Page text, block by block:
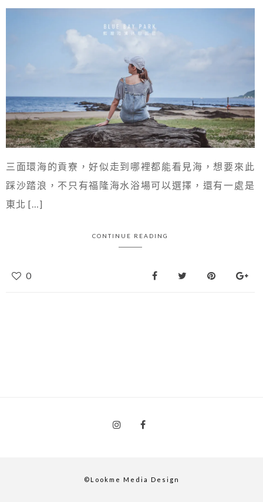
三面環海的貢寮，好似走到哪裡都能看見海，想要來此
踩沙踏浪，不只有福隆海水浴場可以選擇，還有一處是
東北 […]
CONTINUE READING
0
©Lookme Media Design